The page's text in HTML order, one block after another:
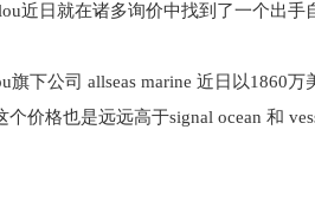
近日就在诸多询价中找到了一个出手
下公司 allseas marine 近日以1860
价格也是远远高于signal ocean 和